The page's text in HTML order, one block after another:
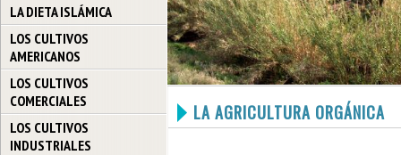
LA DIETA ISLÁMICA
LOS CULTIVOS
AMERICANOS
LOS CULTIVOS
COMERCIALES
LOS CULTIVOS
INDUSTRIALES
LA AGRICULTURA ORGÁNICA